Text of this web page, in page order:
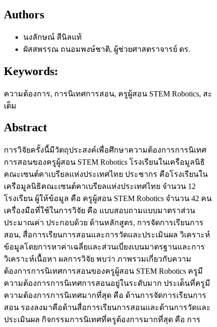
Authors
นงลักษณ์ สีนิลแท้
ผัสสพรรณ ถนอมพงษ์ชาติ, ผู้ช่วยศาสตราจารย์ ดร.
Keywords:
ความต้องการ, การนิเทศการสอน, ครูผู้สอน STEM Robotics, สะ
เต็ม
Abstract
การวิจัยครั้งนี้มีวัตถุประสงค์เพื่อศึกษาความต้องการการนิเทศ
การสอนของครูผู้สอน STEM Robotics โรงเรียนในเครือมูลนิธิ
คณะเซนต์คาเบรียลแห่งประเทศไทย ประชากร คือโรงเรียนใน
เครือมูลนิธิคณะเซนต์คาเบรียลแห่งประเทศไทย จำนวน 12
โรงเรียน ผู้ให้ข้อมูล คือ ครูผู้สอน STEM Robotics จำนวน 42 คน
เครื่องมือที่ใช้ในการวิจัย คือ แบบสอบถามแบบมาตราส่วน
ประมาณค่า ประกอบด้วย ด้านหลักสูตร, การจัดการเรียนการ
สอน, สื่อการเรียนการสอนและการวัดและประเมินผล วิเคราะห์
ข้อมูลโดยการหาค่าเฉลี่ยและส่วนเบี่ยงเบนมาตรฐานและการ
วิเคราะห์เนื้อหา ผลการวิจัย พบว่า ภาพรวมเกี่ยวกับความ
ต้องการการนิเทศการสอนของครูผู้สอน STEM Robotics ครูมี
ความต้องการการนิเทศการสอนอยู่ในระดับมาก ประเด็นที่ครูมี
ความต้องการการนิเทศมากที่สุด คือ ด้านการจัดการเรียนการ
สอน รองลงมาคือด้านสื่อการเรียนการสอนและด้านการวัดและ
ประเมินผล กิจกรรมการนิเทศที่ครูต้องการมากที่สุด คือ การ